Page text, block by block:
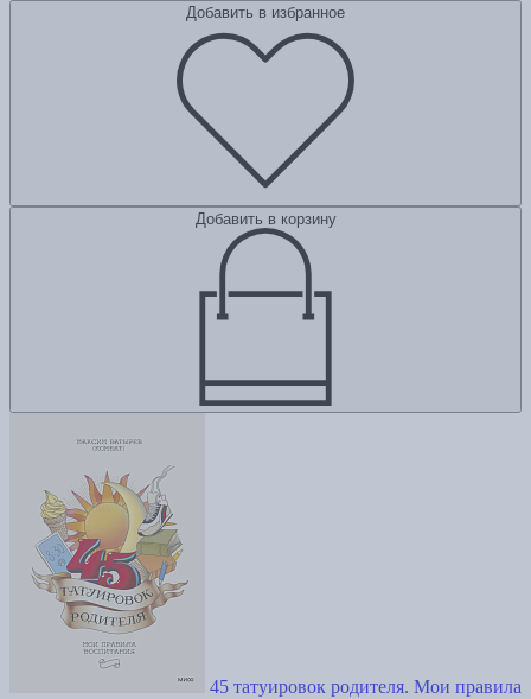
Добавить в избранное
Добавить в корзину
45 татуировок родителя. Мои правила